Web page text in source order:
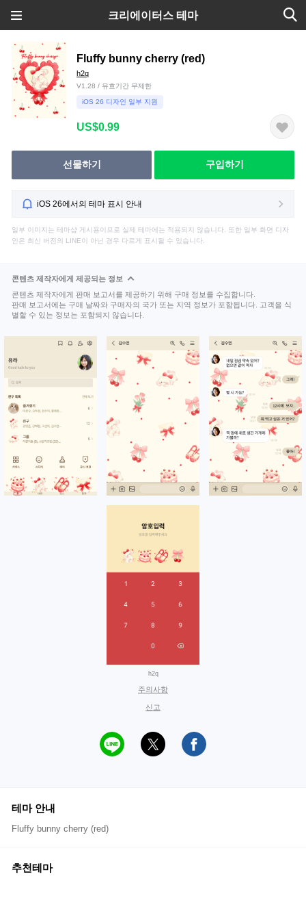
크리에이터스 테마
Fluffy bunny cherry (red)
h2q
V1.28 / 유효기간 무제한
iOS 26 디자인 일부 지원
US$0.99
선물하기 구입하기
iOS 26에서의 테마 표시 안내
일부 이미지는 테마샵 게시용이므로 실제 테마에는 적용되지 않습니다. 또한 일부 화면 디자
인은 최신 버전의 LINE이 아닌 경우 다르게 표시될 수 있습니다.
콘텐츠 제작자에게 제공되는 정보
콘텐츠 제작자에게 판매 보고서를 제공하기 위해 구매 정보를 수집합니다.
판매 보고서에는 구매 날짜와 구매자의 국가 또는 지역 정보가 포함됩니다. 고객을 식
별할 수 있는 정보는 포함되지 않습니다.
h2q
주의사항
신고
테마 안내
Fluffy bunny cherry (red)
추천테마